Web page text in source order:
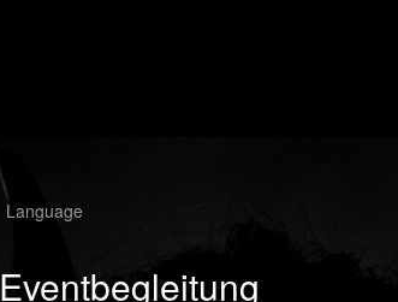
Language
Eventbegleitung